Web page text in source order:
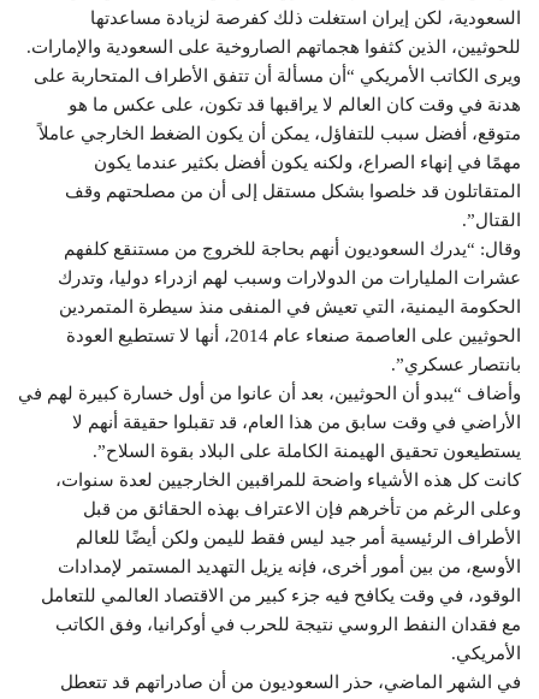
السعودية، لكن إيران استغلت ذلك كفرصة لزيادة مساعدتها
للحوثيين، الذين كثفوا هجماتهم الصاروخية على السعودية والإمارات.
ويرى الكاتب الأمريكي “أن مسألة أن تتفق الأطراف المتحاربة على
هدنة في وقت كان العالم لا يراقبها قد تكون، على عكس ما هو
متوقع، أفضل سبب للتفاؤل، يمكن أن يكون الضغط الخارجي عاملاً
مهمًا في إنهاء الصراع، ولكنه يكون أفضل بكثير عندما يكون
المتقاتلون قد خلصوا بشكل مستقل إلى أن من مصلحتهم وقف
القتال”.
وقال: “يدرك السعوديون أنهم بحاجة للخروج من مستنقع كلفهم
عشرات المليارات من الدولارات وسبب لهم ازدراء دوليا، وتدرك
الحكومة اليمنية، التي تعيش في المنفى منذ سيطرة المتمردين
الحوثيين على العاصمة صنعاء عام 2014، أنها لا تستطيع العودة
بانتصار عسكري”.
وأضاف “يبدو أن الحوثيين، بعد أن عانوا من أول خسارة كبيرة لهم في
الأراضي في وقت سابق من هذا العام، قد تقبلوا حقيقة أنهم لا
يستطيعون تحقيق الهيمنة الكاملة على البلاد بقوة السلاح”.
كانت كل هذه الأشياء واضحة للمراقبين الخارجيين لعدة سنوات،
وعلى الرغم من تأخرهم فإن الاعتراف بهذه الحقائق من قبل
الأطراف الرئيسية أمر جيد ليس فقط لليمن ولكن أيضًا للعالم
الأوسع، من بين أمور أخرى، فإنه يزيل التهديد المستمر لإمدادات
الوقود، في وقت يكافح فيه جزء كبير من الاقتصاد العالمي للتعامل
مع فقدان النفط الروسي نتيجة للحرب في أوكرانيا، وفق الكاتب
الأمريكي.
في الشهر الماضي، حذر السعوديون من أن صادراتهم قد تتعطل